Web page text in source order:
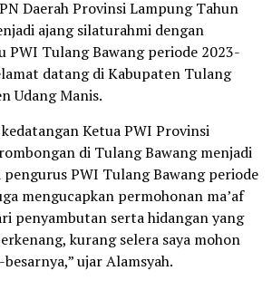
Daerah Provinsi Lampung Tahun
ajang silaturahmi dengan
PWI Tulang Bawang periode 2023-
datang di Kabupaten Tulang
Udang Manis.
Ketua PWI Provinsi
di Tulang Bawang menjadi
PWI Tulang Bawang periode
mengucapkan permohonan ma’af
penyambutan serta hidangan yang
kurang selera saya mohon
ujar Alamsyah.